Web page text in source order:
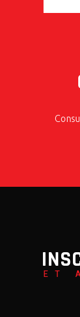
N
T
ET